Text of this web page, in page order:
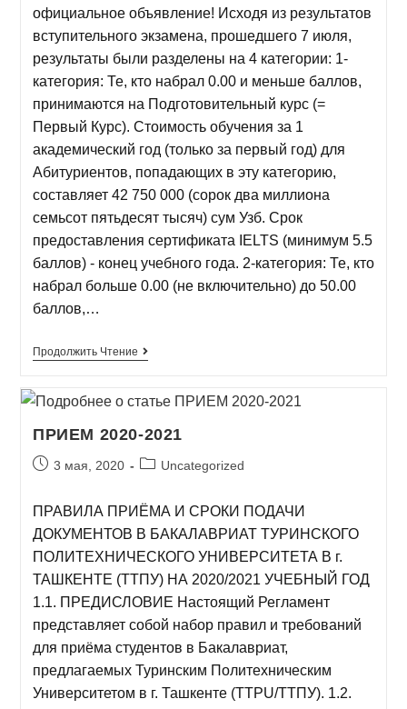
официальное объявление! Исходя из результатов
вступительного экзамена, прошедшего 7 июля,
результаты были разделены на 4 категории: 1-
категория: Те, кто набрал 0.00 и меньше баллов,
принимаются на Подготовительный курс (=
Первый Курс). Стоимость обучения за 1
академический год (только за первый год) для
Абитуриентов, попадающих в эту категорию,
составляет 42 750 000 (сорок два миллиона
семьсот пятьдесят тысяч) сум Узб. Срок
предоставления сертификата IELTS (минимум 5.5
баллов) - конец учебного года. 2-категория: Те, кто
набрал больше 0.00 (не включительно) до 50.00
баллов,…
Продолжить Чтение
ПРИЕМ 2020-2021
3 мая, 2020 Uncategorized
ПРАВИЛА ПРИЁМА И СРОКИ ПОДАЧИ
ДОКУМЕНТОВ В БАКАЛАВРИАТ ТУРИНСКОГО
ПОЛИТЕХНИЧЕСКОГО УНИВЕРСИТЕТА В г.
ТАШКЕНТЕ (ТТПУ) НА 2020/2021 УЧЕБНЫЙ ГОД
1.1. ПРЕДИСЛОВИЕ Настоящий Регламент
представляет собой набор правил и требований
для приёма студентов в Бакалавриат,
предлагаемых Туринским Политехническим
Университетом в г. Ташкенте (TTPU/ТТПУ). 1.2.